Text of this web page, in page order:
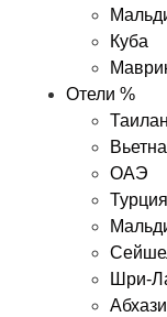
Куба
Отели %
ОАЭ
Турция
Шри-